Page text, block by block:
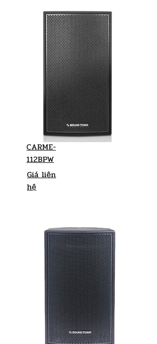
CARME-
112BPW
Giá liên
hệ